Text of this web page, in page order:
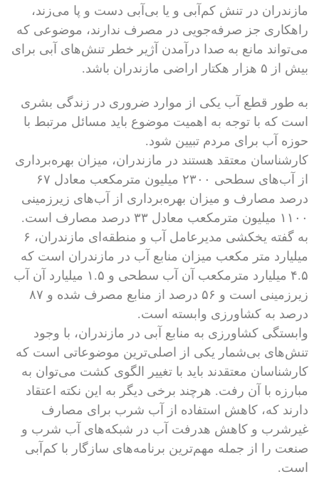
مازندران در تنش کم‌آبی و یا بی‌آبی دست و پا می‌زند،
راهکاری جز صرفه‌جویی در مصرف ندارند، موضوعی که
می‌تواند مانع به صدا درآمدن آژیر خطر تنش‌های آبی برای
بیش از ۵ هزار هکتار اراضی مازندران باشد.
به طور قطع آب یکی از موارد ضروری در زندگی بشری
است که با توجه به اهمیت موضوع باید مسائل مرتبط با
حوزه آب برای مردم تبیین شود.
کارشناسان معتقد هستند در مازندران، میزان بهره‌برداری
از آب‌های سطحی ۲۳۰۰ میلیون مترمکعب معادل ۶۷
درصد مصارف و میزان بهره‌برداری از آب‌های زیرزمینی
۱۱۰۰ میلیون مترمکعب معادل ۳۳ درصد مصارف است.
به گفته یخکشی مدیرعامل آب و منطقه‌ای مازندران، ۶
میلیارد متر مکعب میزان منابع آب در مازندران است که
۴.۵ میلیارد مترمکعب آن آب سطحی و ۱.۵ میلیارد آن آب
زیرزمینی است و ۵۶ درصد از منابع مصرف شده و ۸۷
درصد به کشاورزی وابسته است.
وابستگی کشاورزی به منابع آبی در مازندران، با وجود
تنش‌های بی‌شمار یکی از اصلی‌ترین موضوعاتی است که
کارشناسان معتقدند باید با تغییر الگوی کشت می‌توان به
مبارزه با آن رفت. هرچند برخی دیگر به این نکته اعتقاد
دارند که، کاهش استفاده از آب شرب برای مصارف
غیرشرب و کاهش هدرفت آب در شبکه‌های آب شرب و
صنعت را از جمله مهم‌ترین برنامه‌های سازگار با کم‌آبی
است.